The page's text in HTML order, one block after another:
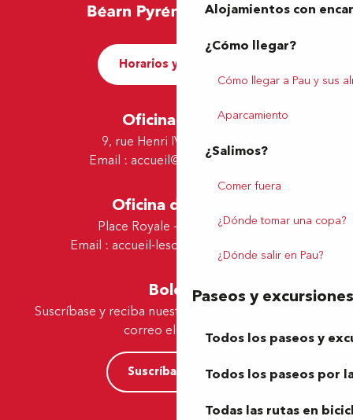
Alojamientos con
¿Cómo llegar?
Cómo llegar a Pau y sus
Aparcamiento
¿Salimos?
Comer fuera
¿Dónde tomar una copa?
¿Dónde salir en Pau?
Paseos y excursiones
Todos los paseos y
Todos los paseos por
Todas las rutas en
Horarios y contacto
Oficina de Pau
9, rue Henri IV - 64000 Pau
Email : accueil@tourismepau.fr
Oficina de Lescar
Place Royale - 64230 Lescar
Email : accueil-lescar@tourismepau.fr
Boletín
Suscríbase y reciba nuestras ofertas y noticias por
correo electrónico
Suscríbase ahora